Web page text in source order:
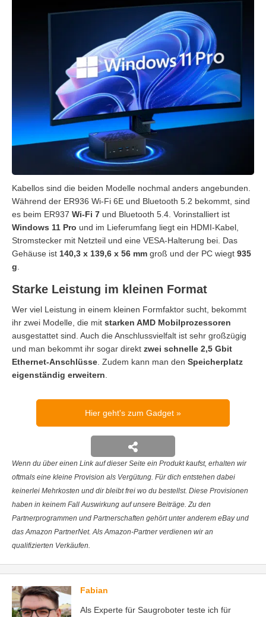
Kabellos sind die beiden Modelle nochmal anders angebunden.
Während der ER936 Wi-Fi 6E und Bluetooth 5.2 bekommt, sind
es beim ER937 Wi-Fi 7 und Bluetooth 5.4. Vorinstalliert ist
Windows 11 Pro und im Lieferumfang liegt ein HDMI-Kabel,
Stromstecker mit Netzteil und eine VESA-Halterung bei. Das
Gehäuse ist 140,3 x 139,6 x 56 mm groß und der PC wiegt 935
g.
Starke Leistung im kleinen Format
Wer viel Leistung in einem kleinen Formfaktor sucht, bekommt
ihr zwei Modelle, die mit starken AMD Mobilprozessoren
ausgestattet sind. Auch die Anschlussvielfalt ist sehr großzügig
und man bekommt ihr sogar direkt zwei schnelle 2,5 Gbit
Ethernet-Anschlüsse. Zudem kann man den Speicherplatz
eigenständig erweitern.
Hier geht's zum Gadget
Wenn du über einen Link auf dieser Seite ein Produkt kaufst, erhalten wir
oftmals eine kleine Provision als Vergütung. Für dich entstehen dabei
keinerlei Mehrkosten und dir bleibt frei wo du bestellst. Diese Provisionen
haben in keinem Fall Auswirkung auf unsere Beiträge. Zu den
Partnerprogrammen und Partnerschaften gehört unter anderem eBay und
das Amazon PartnerNet. Als Amazon-Partner verdienen wir an
qualifizierten Verkäufen.
Fabian
Als Experte für Saugroboter teste ich für